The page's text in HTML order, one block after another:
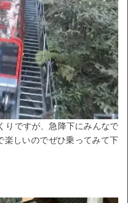
りですが、急降下にみんなで
楽しいのでぜひ乗ってみて下